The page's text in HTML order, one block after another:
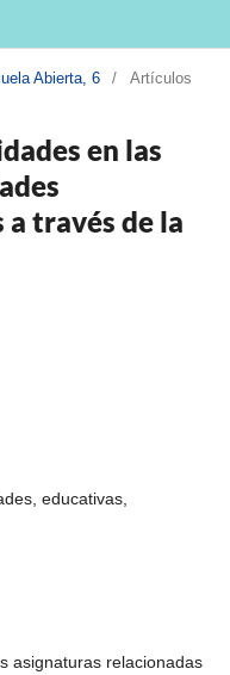
Abierta, 6 / Artículos
en las
través de la
educativas,
asignaturas relacionadas